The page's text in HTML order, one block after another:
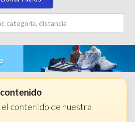
contenido de nuestra